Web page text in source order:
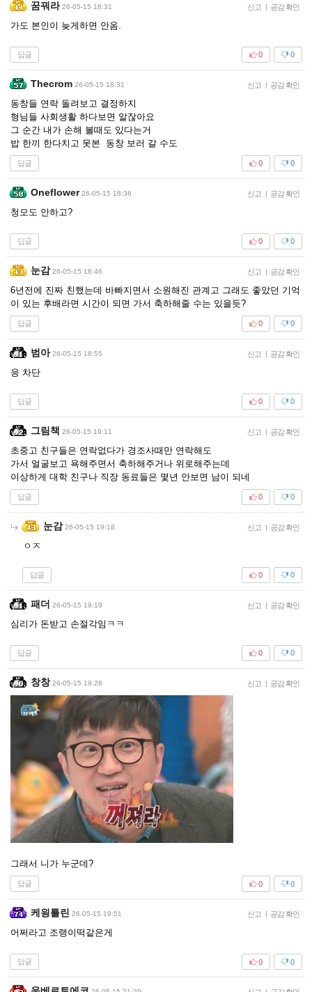
꿈꿔라 26-05-15 18:31 신고 | 공감 확인
가도 본인이 늦게하면 안옴.
답글 0
0
Thecrom 26-05-15 18:31 신고 | 공감 확인
동창들 연락 돌려보고 결정하지
형님들 사회생활 하다보면 알잖아요
그 순간 내가 손해 볼때도 있다는거
밥 한끼 한다치고 못본 동창 보러 갈 수도
답글 0
0
Oneflower 26-05-15 18:36 신고 | 공감 확인
청모도 안하고?
답글 0
0
눈감 26-05-15 18:46 신고 | 공감 확인
6년전에 진짜 친했는데 바빠지면서 소원해진 관계고 그래도 좋았던 기억
이 있는 후배라면 시간이 되면 가서 축하해줄 수는 있을듯?
답글 0
0
범아 26-05-15 18:55 신고 | 공감 확인
응 차단
답글 0
0
그림책 26-05-15 19:11 신고 | 공감 확인
초중고 친구들은 연락없다가 경조사때만 연락해도
가서 얼굴보고 욕해주면서 축하해주거나 위로해주는데
이상하게 대학 친구나 직장 동료들은 몇년 안보면 남이 되네
답글 0
0
눈감 26-05-15 19:18 신고 | 공감 확인
ㅇㅈ
답글 0
0
패더 26-05-15 19:19 신고 | 공감 확인
심리가 돈받고 손절각임ㅋㅋ
답글 0
0
창창 26-05-15 19:28 신고 | 공감 확인
그래서 니가 누군데?
답글 0
0
케읭틀린 26-05-15 19:51 신고 공감 확인
어쩌라고 조랭이떡같은게
답글 0
0